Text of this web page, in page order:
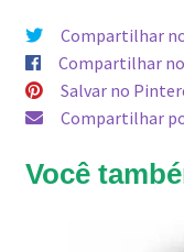
Compartilhar
Compartilhar
Salvar no
Compartilhar
Você